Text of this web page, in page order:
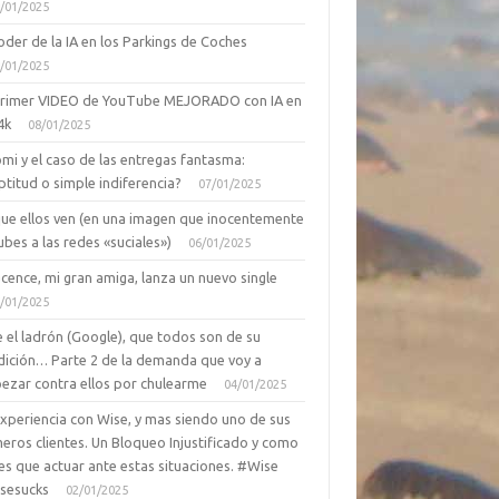
01/2025
de la IA en los Parkings de Coches
01/2025
VIDEO de YouTube MEJORADO con IA en
08/01/2025
y el caso de las entregas fantasma:
o simple indiferencia?
07/01/2025
ellos ven (en una imagen que inocentemente
a las redes «suciales»)
06/01/2025
mi gran amiga, lanza un nuevo single
01/2025
el ladrón (Google), que todos son de su
Parte 2 de la demanda que voy a
contra ellos por chulearme
04/01/2025
con Wise, y mas siendo uno de sus
clientes. Un Bloqueo Injustificado y como
que actuar ante estas situaciones. #Wise
02/01/2025